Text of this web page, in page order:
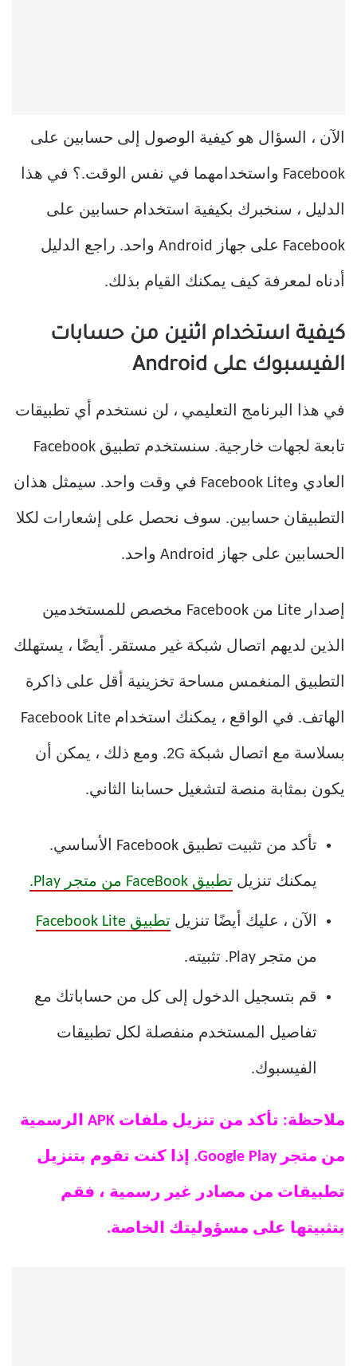
الآن ، السؤال هو كيفية الوصول إلى حسابين على
Facebook واستخدامهما في نفس الوقت.؟ في هذا
الدليل ، سنخبرك بكيفية استخدام حسابين على
Facebook على جهاز Android واحد. راجع الدليل
أدناه لمعرفة كيف يمكنك القيام بذلك.
كيفية استخدام اثنين من حسابات
الفيسبوك على Android
في هذا البرنامج التعليمي ، لن نستخدم أي تطبيقات
تابعة لجهات خارجية. سنستخدم تطبيق Facebook
العادي وFacebook Lite في وقت واحد. سيمثل هذان
التطبيقان حسابين. سوف نحصل على إشعارات لكلا
الحسابين على جهاز Android واحد.
إصدار Lite من Facebook مخصص للمستخدمين
الذين لديهم اتصال شبكة غير مستقر. أيضًا ، يستهلك
التطبيق المنغمس مساحة تخزينية أقل على ذاكرة
الهاتف. في الواقع ، يمكنك استخدام Facebook Lite
بسلاسة مع اتصال شبكة 2G. ومع ذلك ، يمكن أن
يكون بمثابة منصة لتشغيل حسابنا الثاني.
تأكد من تثبيت تطبيق Facebook الأساسي.
يمكنك تنزيل تطبيق FaceBook من متجر Play.
الآن ، عليك أيضًا تنزيل تطبيق Facebook Lite
من متجر Play. تثبيته.
قم بتسجيل الدخول إلى كل من حساباتك مع
تفاصيل المستخدم منفصلة لكل تطبيقات
الفيسبوك.
ملاحظة: تأكد من تنزيل ملفات APK الرسمية
من متجر Google Play. إذا كنت تقوم بتنزيل
تطبيقات من مصادر غير رسمية ، فقم
بتثبيتها على مسؤوليتك الخاصة.